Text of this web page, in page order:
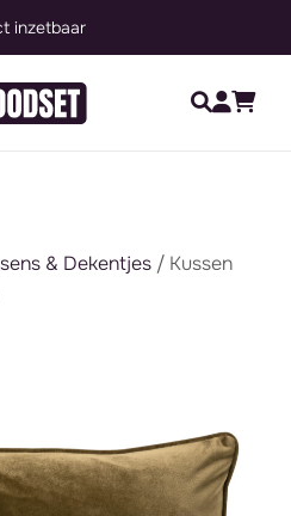
inzetbaar
& Dekentjes / Kussen